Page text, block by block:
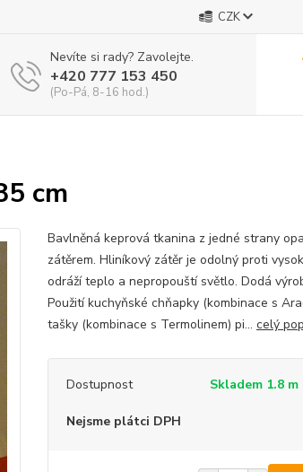
CZK
Nevíte si rady? Zavolejte.
+420 777 153 450
(Po-Pá, 8-16 hod.)
cm
Bavlněná keprová tkanina z jedné strany
zátěrem. Hliníkový zátěr je odolný proti
odráží teplo a nepropouští světlo. Dodá
Použití kuchyňské chňapky (kombinace s
tašky (kombinace s Termolinem) pi... celý
Dostupnost Skladem 1.8 m
Nejsme plátci DPH